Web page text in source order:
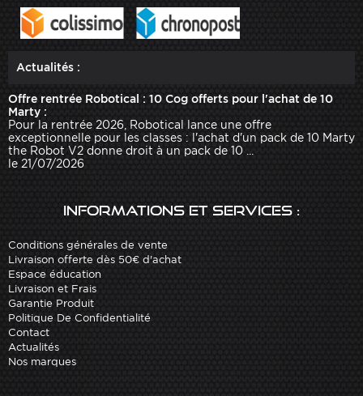
Actualités :
Offre rentrée Robotical : 10 Cog offerts pour l'achat de 10
Marty :
Pour la rentrée 2026, Robotical lance une offre
exceptionnelle pour les classes : l'achat d'un pack de 10 Marty
the Robot V2 donne droit à un pack de 10 ...
le 21/07/2026
Informations et services :
Conditions générales de vente
Livraison offerte dès 50€ d'achat
Espace éducation
Livraison et Frais
Garantie Produit
Politique De Confidentialité
Contact
Actualités
Nos marques